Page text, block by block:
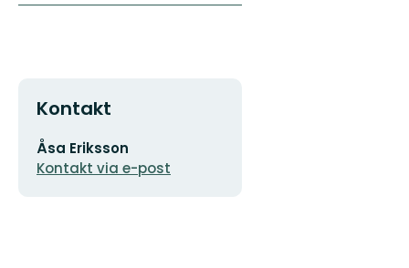
Kontakt
E-
postadress
Åsa Eriksson
Kontakt via e-post